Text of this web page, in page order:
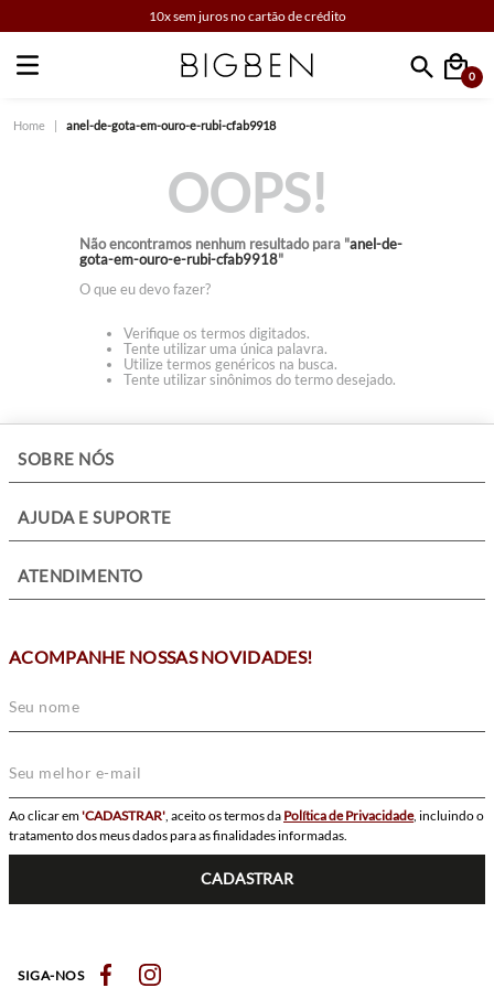
10x sem juros no cartão de crédito
Faça sua busca
0
anel-de-gota-em-ouro-e-rubi-cfab9918
OOPS!
Não encontramos nenhum resultado para "anel-de-
gota-em-ouro-e-rubi-cfab9918"
O que eu devo fazer?
Verifique os termos digitados.
Tente utilizar uma única palavra.
Utilize termos genéricos na busca.
Tente utilizar sinônimos do termo desejado.
SOBRE NÓS
AJUDA E SUPORTE
ATENDIMENTO
ACOMPANHE NOSSAS NOVIDADES!
Ao clicar em'CADASTRAR', aceito os termos da Política de Privacidade, incluindo o
tratamento dos meus dados para as finalidades informadas.
CADASTRAR
SIGA-NOS